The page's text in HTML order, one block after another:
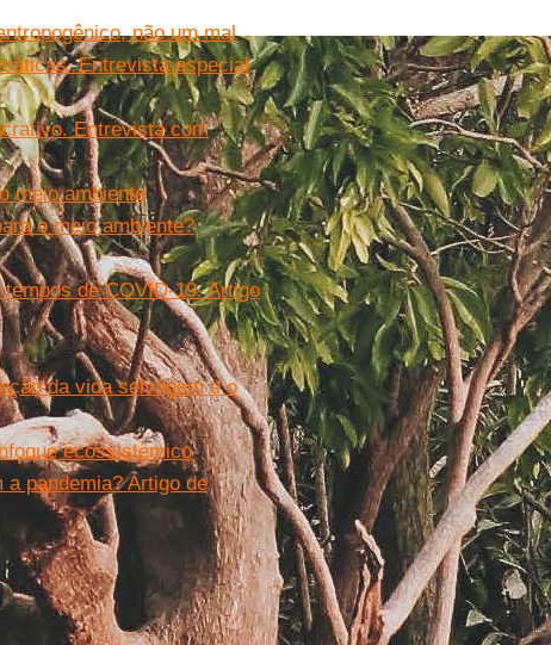
não um mal
Entrevista especial
Entrevista com
meio ambiente
o meio ambiente?
de COVID-19. Artigo
da vida selvagem e o
ecossistêmico
pandemia? Artigo de